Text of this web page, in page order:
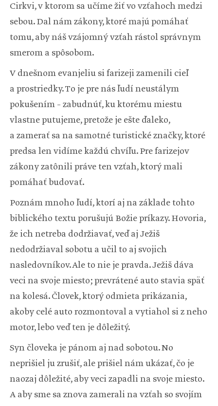
Cirkvi, v ktorom sa učíme žiť vo vzťahoch medzi
sebou. Dal nám zákony, ktoré majú pomáhať
tomu, aby náš vzájomný vzťah rástol správnym
smerom a spôsobom.
V dnešnom evanjeliu si farizeji zamenili cieľ
a prostriedky. To je pre nás ľudí neustálym
pokušením – zabudnúť, ku ktorému miestu
vlastne putujeme, pretože je ešte ďaleko,
a zamerať sa na samotné turistické značky, ktoré
predsa len vidíme každú chvíľu. Pre farizejov
zákony zatônili práve ten vzťah, ktorý mali
pomáhať budovať.
Poznám mnoho ľudí, ktorí aj na základe tohto
biblického textu porušujú Božie príkazy. Hovoria,
že ich netreba dodržiavať, veď aj Ježiš
nedodržiaval sobotu a učil to aj svojich
nasledovníkov. Ale to nie je pravda. Ježiš dáva
veci na svoje miesto; prevrátené auto stavia späť
na kolesá. Človek, ktorý odmieta prikázania,
akoby celé auto rozmontoval a vytiahol si z neho
motor, lebo veď ten je dôležitý.
Syn človeka je pánom aj nad sobotou. No
neprišiel ju zrušiť, ale prišiel nám ukázať, čo je
naozaj dôležité, aby veci zapadli na svoje miesto.
A aby sme sa znova zamerali na vzťah so svojím